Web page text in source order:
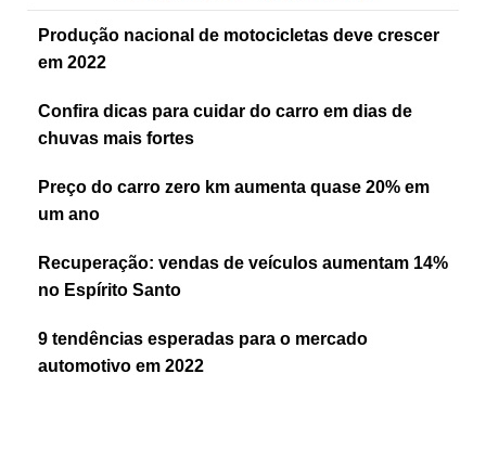
Produção nacional de motocicletas deve crescer
em 2022
Confira dicas para cuidar do carro em dias de
chuvas mais fortes
Preço do carro zero km aumenta quase 20% em
um ano
Recuperação: vendas de veículos aumentam 14%
no Espírito Santo
9 tendências esperadas para o mercado
automotivo em 2022